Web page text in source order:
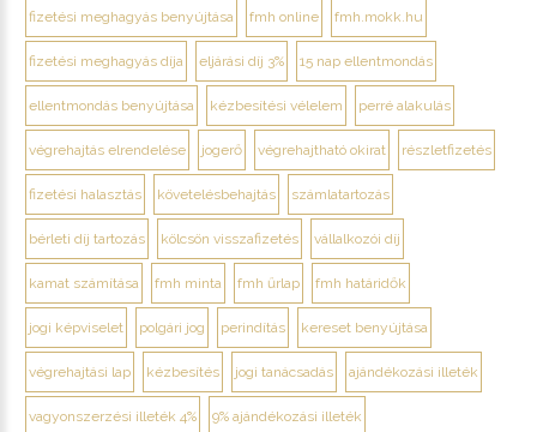
fizetési meghagyás benyújtása fmh online fmh.mokk.hu
fizetési meghagyás díja eljárási díj 3% 15 nap ellentmondás
ellentmondás benyújtása kézbesítési vélelem perré alakulás
végrehajtás elrendelése jogerő végrehajtható okirat részletfizetés
fizetési halasztás követelésbehajtás számlatartozás
bérleti díj tartozás kölcsön visszafizetés vállalkozói díj
kamat számítása fmh minta fmh űrlap fmh határidők
jogi képviselet polgári jog perindítás kereset benyújtása
végrehajtási lap kézbesítés jogi tanácsadás ajándékozási illeték
vagyonszerzési illeték 4% 9% ajándékozási illeték